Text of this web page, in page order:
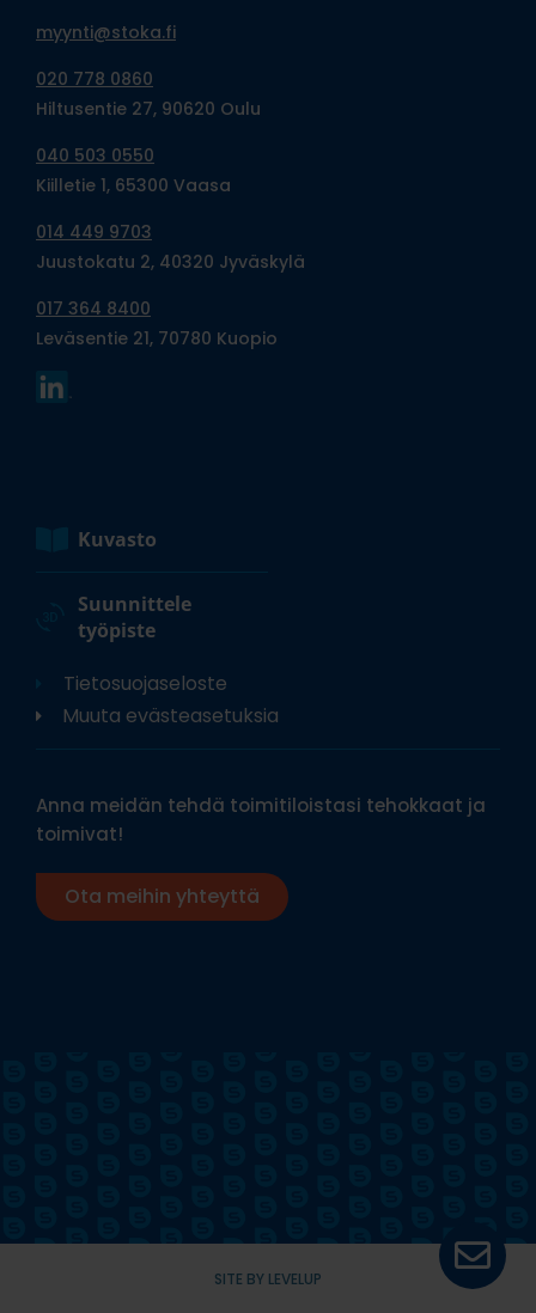
myynti@stoka.fi
020 778 0860
Hiltusentie 27, 90620 Oulu
040 503 0550
Kiilletie 1, 65300 Vaasa
014 449 9703
Juustokatu 2, 40320 Jyväskylä
017 364 8400
Leväsentie 21, 70780 Kuopio
Kuvasto
Suunnittele
työpiste
Tietosuojaseloste
Muuta evästeasetuksia
Anna meidän tehdä toimitiloistasi tehokkaat ja
toimivat!
Ota meihin yhteyttä
SITE BY LEVELUP